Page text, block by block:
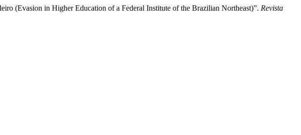
(Evasion in Higher Education of a Federal Institute of the Brazilian Northeast)”. Revista